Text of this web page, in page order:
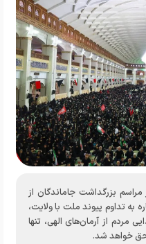
بزرگداشت جاماندگان از
به تداوم پیوند ملت با ولایت،
مردم از آرمان‌های الهی، تنها
حق خواهد شد.